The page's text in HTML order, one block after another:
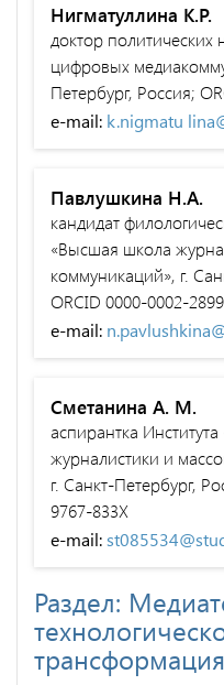
Нигматуллина К.Р.
доктор
цифровых
Петербург, Россия;
e-mail: k.nigmatu
Павлушкина Н.А.
кандидат
«Высшая школа
коммуникаций», г.
ORCID 0000-0002-
e-mail:
Сметанина А. М.
аспирантка
журналистики и
г. Санкт-Петербург,
9767-833X
e-mail:
Раздел: